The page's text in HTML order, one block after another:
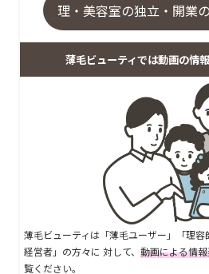
理・美容室の独立・開業
薄毛ビューティでは動画の情
薄毛ビューティは「薄毛ユーザー」「理
経営者」の方々に 対して、 動画による情
覧ください。